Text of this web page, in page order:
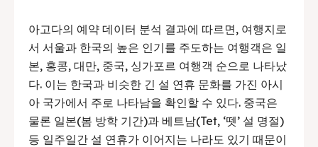
아고다의 예약 데이터 분석 결과에 따르면, 여행지로
서 서울과 한국의 높은 인기를 주도하는 여행객은 일
본, 홍콩, 대만, 중국, 싱가포르 여행객 순으로 나타났
다. 이는 한국과 비슷한 긴 설 연휴 문화를 가진 아시
아 국가에서 주로 나타남을 확인할 수 있다. 중국은
물론 일본(봄 방학 기간)과 베트남(Tet, ‘뗏’ 설 명절)
등 일주일간 설 연휴가 이어지는 나라도 있기 때문이